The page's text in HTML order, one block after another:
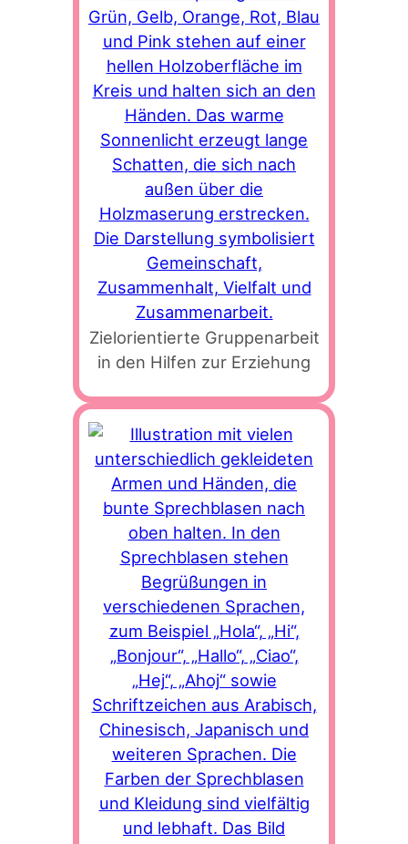
Zielorientierte Gruppenarbeit
in den Hilfen zur Erziehung